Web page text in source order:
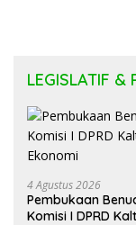
LEGISLATIF &
4 Agustus 2026
Pembukaan
Komisi I DPRD